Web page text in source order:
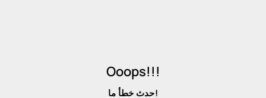
Ooops!!!
حدث خطأ ما!